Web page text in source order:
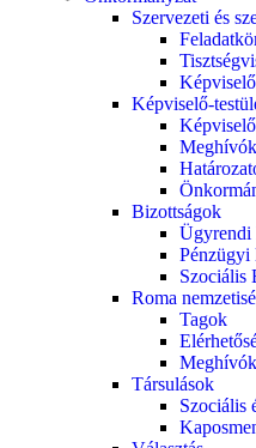
Szervezeti és
Képviselő-
Bizottságok
Ügyrendi
Pénzügyi
Szociális
Roma
Tagok
Társulások
Szociális